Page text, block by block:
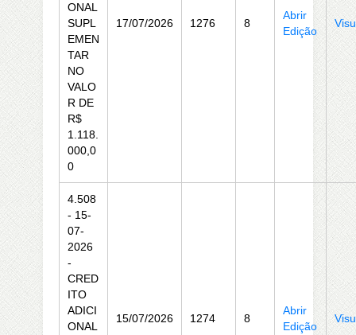
ONAL
SUPL
EMEN
TAR
NO
VALO
R DE
R$
1.118.
000,0
0
17/07/2026 1276 8
Abrir
Edição
4.508
- 15-
07-
2026
-
CRED
ITO
ADICI
ONAL
15/07/2026 1274 8
Abrir
Edição